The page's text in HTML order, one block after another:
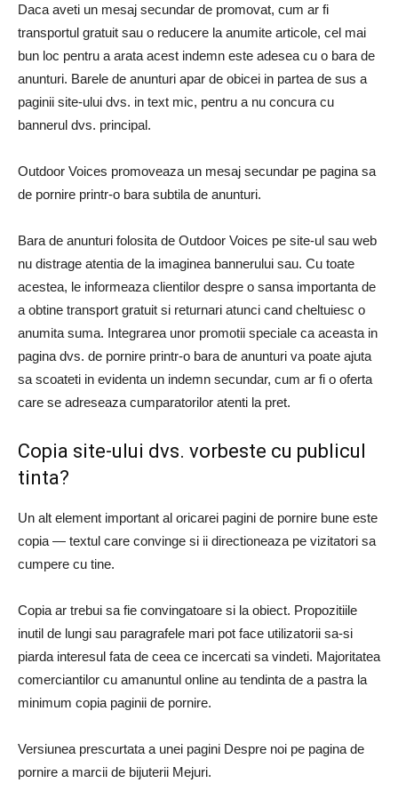
Daca aveti un mesaj secundar de promovat, cum ar fi
transportul gratuit sau o reducere la anumite articole, cel mai
bun loc pentru a arata acest indemn este adesea cu o bara de
anunturi. Barele de anunturi apar de obicei in partea de sus a
paginii site-ului dvs. in text mic, pentru a nu concura cu
bannerul dvs. principal.
Outdoor Voices promoveaza un mesaj secundar pe pagina sa
de pornire printr-o bara subtila de anunturi.
Bara de anunturi folosita de Outdoor Voices pe site-ul sau web
nu distrage atentia de la imaginea bannerului sau. Cu toate
acestea, le informeaza clientilor despre o sansa importanta de
a obtine transport gratuit si returnari atunci cand cheltuiesc o
anumita suma. Integrarea unor promotii speciale ca aceasta in
pagina dvs. de pornire printr-o bara de anunturi va poate ajuta
sa scoateti in evidenta un indemn secundar, cum ar fi o oferta
care se adreseaza cumparatorilor atenti la pret.
Copia site-ului dvs. vorbeste cu publicul
tinta?
Un alt element important al oricarei pagini de pornire bune este
copia — textul care convinge si ii directioneaza pe vizitatori sa
cumpere cu tine.
Copia ar trebui sa fie convingatoare si la obiect. Propozitiile
inutil de lungi sau paragrafele mari pot face utilizatorii sa-si
piarda interesul fata de ceea ce incercati sa vindeti. Majoritatea
comerciantilor cu amanuntul online au tendinta de a pastra la
minimum copia paginii de pornire.
Versiunea prescurtata a unei pagini Despre noi pe pagina de
pornire a marcii de bijuterii Mejuri.